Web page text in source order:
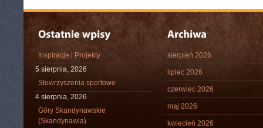
Inspiracje i Projekty
5 sierpnia, 2026
Stowrzyszenia sportowe
4 sierpnia, 2026
Góry Skandynawskie
(Skandynawia)
sierpień 2026
lipiec 2026
czerwiec 2026
maj 2026
kwiecień 2026